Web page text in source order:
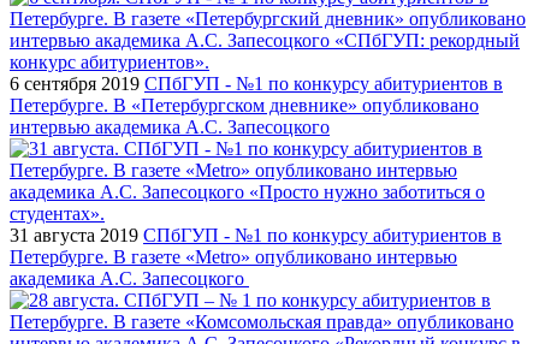
6 сентября 2019 СПбГУП - №1 по конкурсу абитуриентов в
Петербурге. В «Петербургском дневнике» опубликовано
интервью академика А.С. Запесоцкого
31 августа 2019 СПбГУП - №1 по конкурсу абитуриентов в
Петербурге. В газете «Metro» опубликовано интервью
академика А.С. Запесоцкого